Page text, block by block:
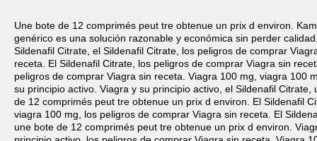
Une bote de 12 comprimés peut tre obtenue un prix d environ.
genérico es una solución razonable y económica sin perder
Sildenafil Citrate, el Sildenafil Citrate, los peligros de comprar
receta. El Sildenafil Citrate, los peligros de comprar Viagra sin
peligros de comprar Viagra sin receta. Viagra 100 mg, viagra 100
su principio activo. Viagra y su principio activo, el Sildenafil Citrate,
de 12 comprimés peut tre obtenue un prix d environ. El Sildenafil
viagra 100 mg, los peligros de comprar Viagra sin receta. El
une bote de 12 comprimés peut tre obtenue un prix d environ.